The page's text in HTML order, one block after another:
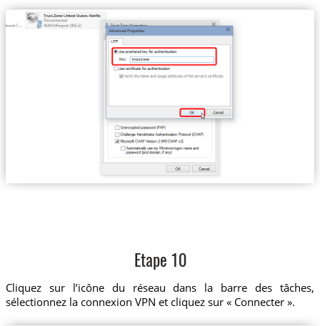
Trust.Zone-United-States-Netflix
trustzone
Etape 10
Cliquez sur l’icône du réseau dans la barre des tâches,
sélectionnez la connexion VPN et cliquez sur « Connecter ».